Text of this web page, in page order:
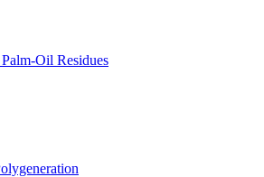
Oil Residues